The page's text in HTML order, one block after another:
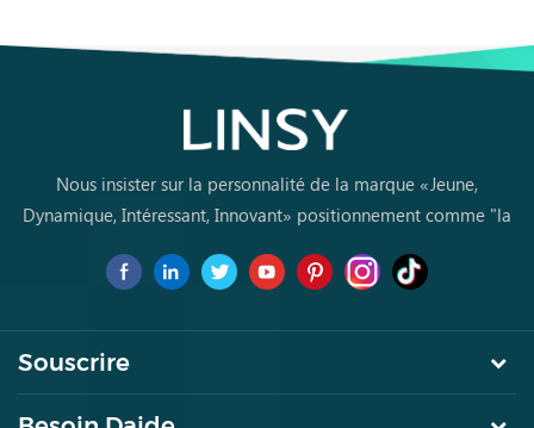
Nous insister sur la personnalité de la marque «Jeune,
Dynamique, Intéressant, Innovant» positionnement comme "la
pour la première fois
Souscrire